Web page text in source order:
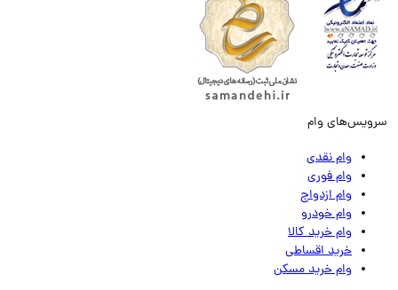
وام
وام نقدی
وام فوری
وام ازدواج
وام خودرو
وام خرید کالا
خرید اقساطی
وام خرید مسکن